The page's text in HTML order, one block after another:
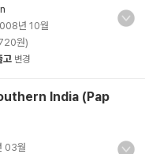
년 10월
원)
고 변경
India (Pap
03월